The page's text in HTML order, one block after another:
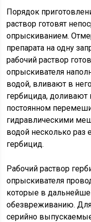
Порядок
раствор готовят
опрыскиванием.
препарата на одну
рабочий раствор
опрыскивателя
водой, вливают в
гербицида,
постоянном
гидравлическими
водой несколько раз
гербицид.
Рабочий раствор
опрыскивателя
которые в
обезвреживанию.
серийно